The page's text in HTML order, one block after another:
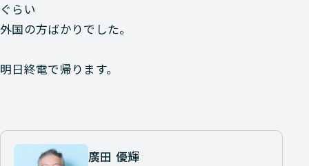
ぐらい
外国の方ばかりでした。
明日終電で帰ります。
廣田 優輝